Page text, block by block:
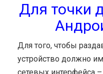
Для точки
Для того, чтобы
устройство должно